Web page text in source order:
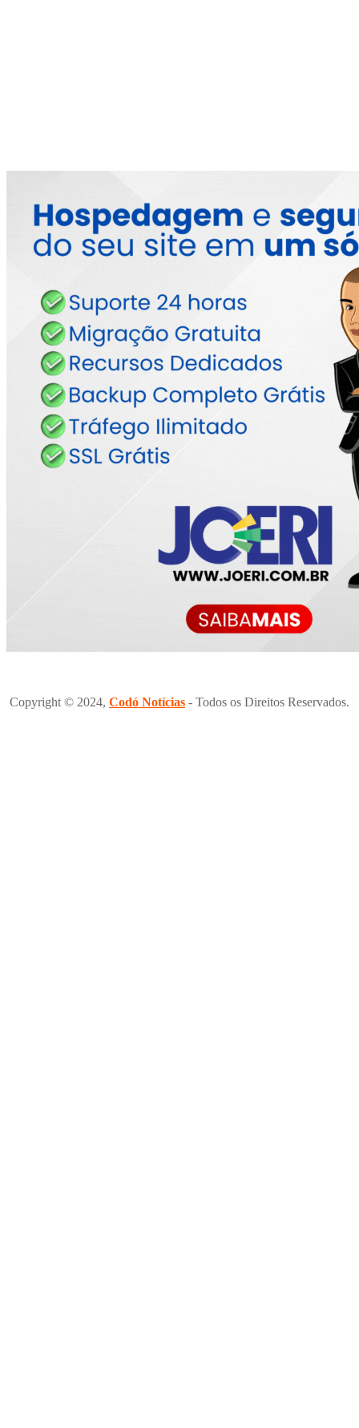
Copyright © 2024, Codó Notícias - Todos os Direitos Reservados.